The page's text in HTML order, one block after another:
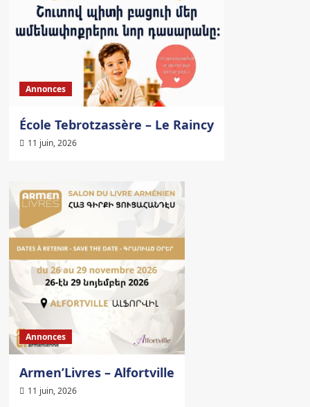
Annonces
École Tebrotzassère – Le Raincy
11 juin, 2026
Annonces
Armen’Livres – Alfortville
11 juin, 2026